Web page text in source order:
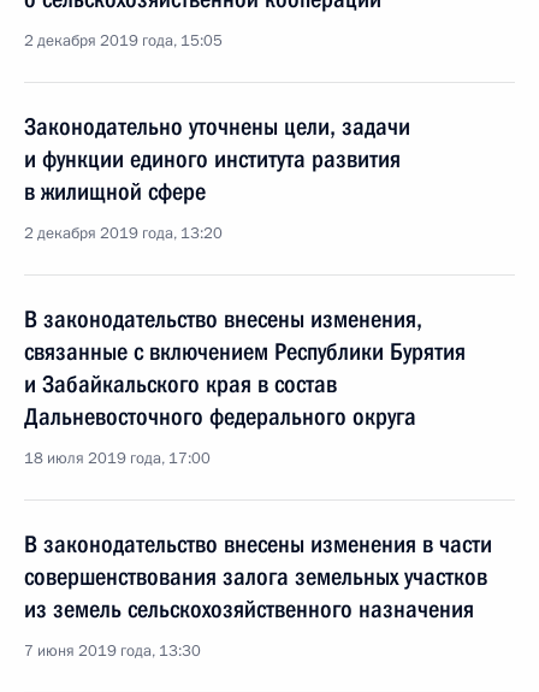
2 декабря 2019 года, 15:05
Законодательно уточнены цели, задачи
и функции единого института развития
в жилищной сфере
2 декабря 2019 года, 13:20
В законодательство внесены изменения,
связанные с включением Республики Бурятия
и Забайкальского края в состав
Дальневосточного федерального округа
18 июля 2019 года, 17:00
В законодательство внесены изменения в части
совершенствования залога земельных участков
из земель сельскохозяйственного назначения
7 июня 2019 года, 13:30